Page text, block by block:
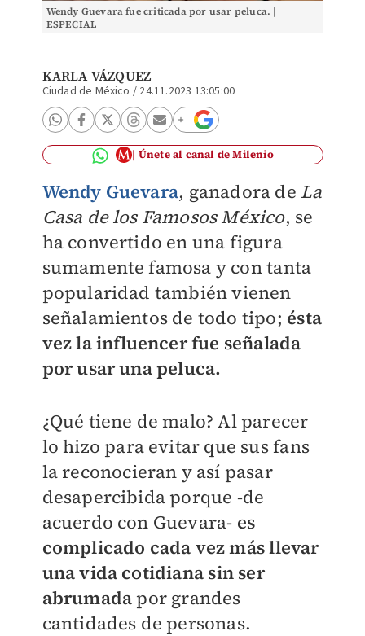
Wendy Guevara fue criticada por usar peluca. |
ESPECIAL
KARLA VÁZQUEZ
Ciudad de México / 24.11.2023 13:05:00
Únete al canal de Milenio
Wendy Guevara, ganadora de La
Casa de los Famosos México, se
ha convertido en una figura
sumamente famosa y con tanta
popularidad también vienen
señalamientos de todo tipo; ésta
vez la influencer fue señalada
por usar una peluca.
¿Qué tiene de malo? Al parecer
lo hizo para evitar que sus fans
la reconocieran y así pasar
desapercibida porque -de
acuerdo con Guevara- es
complicado cada vez más llevar
una vida cotidiana sin ser
abrumada por grandes
cantidades de personas.